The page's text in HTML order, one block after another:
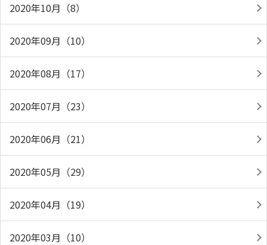
2020年10月（8）
2020年09月（10）
2020年08月（17）
2020年07月（23）
2020年06月（21）
2020年05月（29）
2020年04月（19）
2020年03月（10）